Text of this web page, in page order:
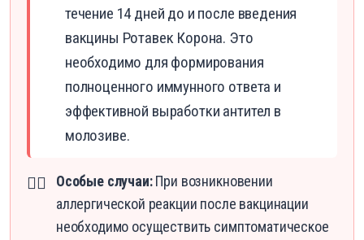
течение 14 дней до и после введения
вакцины Ротавек Корона. Это
необходимо для формирования
полноценного иммунного ответа и
эффективной выработки антител в
молозиве.
👨‍⚕️ Особые случаи:При возникновении
аллергической реакции после вакцинации
необходимо осуществить симптоматическое